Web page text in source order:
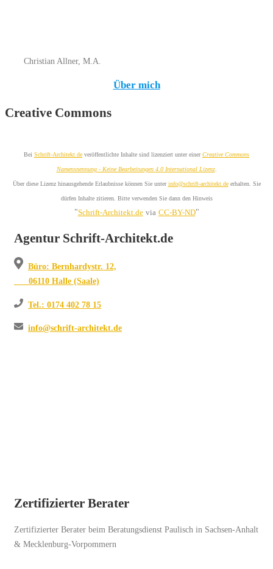
Christian Allner, M.A.
Über mich
Creative Commons
Bei Schrift-Architekt.de veröffentlichte Inhalte sind lizenziert unter einerCreative Commons
Namensnennung - Keine Bearbeitungen 4.0 International Lizenz.
Über diese Lizenz hinausgehende Erlaubnisse können Sie unterinfo@schrift-architekt.deerhalten. Sie
dürfen Inhalte zitieren. Bitte verwenden Sie dann den Hinweis
"Schrift-Architekt.de via CC-BY-ND"
Agentur Schrift-Architekt.de
Büro: Bernhardystr. 12,
06110 Halle (Saale)
Tel.: 0174 402 78 15
info@schrift-architekt.de
Zertifizierter Berater
Zertifizierter Berater beim Beratungsdienst Paulisch in Sachsen-Anhalt
& Mecklenburg-Vorpommern